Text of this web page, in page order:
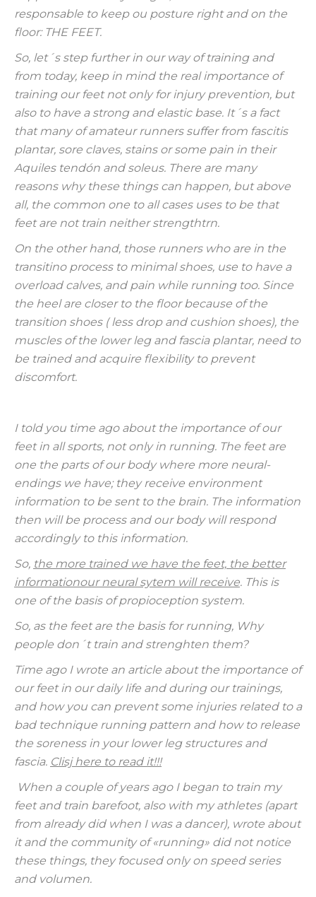
responsable to keep ou posture right and on the
floor: THE FEET.
So, let´s step further in our way of training and
from today, keep in mind the real importance of
training our feet not only for injury prevention, but
also to have a strong and elastic base. It´s a fact
that many of amateur runners suffer from fascitis
plantar, sore claves, stains or some pain in their
Aquiles tendón and soleus. There are many
reasons why these things can happen, but above
all, the common one to all cases uses to be that
feet are not train neither strengthtrn.
On the other hand, those runners who are in the
transitino process to minimal shoes, use to have a
overload calves, and pain while running too. Since
the heel are closer to the floor because of the
transition shoes ( less drop and cushion shoes), the
muscles of the lower leg and fascia plantar, need to
be trained and acquire flexibility to prevent
discomfort.
I told you time ago about the importance of our
feet in all sports, not only in running. The feet are
one the parts of our body where more neural-
endings we have; they receive environment
information to be sent to the brain. The information
then will be process and our body will respond
accordingly to this information.
So, the more trained we have the feet, the better
informationour neural sytem will receive. This is
one of the basis of propioception system.
So, as the feet are the basis for running, Why
people don´t train and strenghten them?
Time ago I wrote an article about the importance of
our feet in our daily life and during our trainings,
and how you can prevent some injuries related to a
bad technique running pattern and how to release
the soreness in your lower leg structures and
fascia. Clisj here to read it!!!
When a couple of years ago I began to train my
feet and train barefoot, also with my athletes (apart
from already did when I was a dancer), wrote about
it and the community of «running» did not notice
these things, they focused only on speed series
and volumen.